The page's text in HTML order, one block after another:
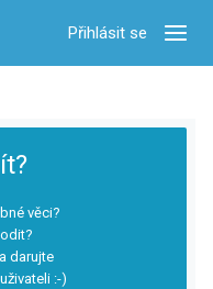
Přihlásit se
věci?
darujte
:-)